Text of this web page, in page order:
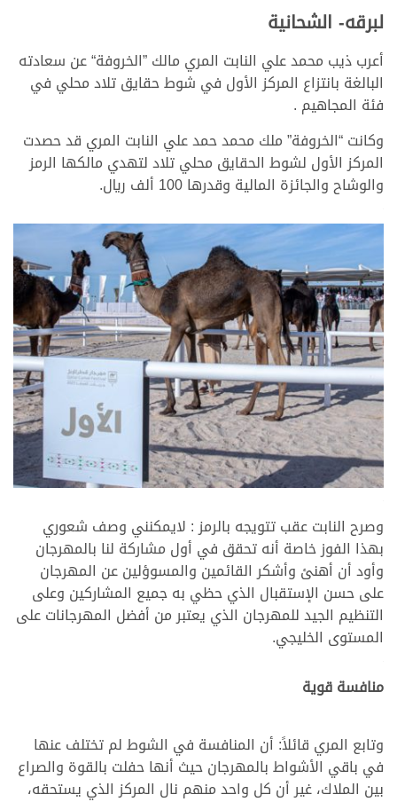
لبرقه- الشحانية
أعرب ذيب محمد علي النابت المري مالك ”الخروفة“ عن سعادته
البالغة بانتزاع المركز الأول في شوط حقايق تلاد محلي في
فئة المجاهيم .
وكانت “الخروفة” ملك محمد حمد علي النابت المري قد حصدت
المركز الأول لشوط الحقايق محلي تلاد لتهدي مالكها الرمز
والوشاح والجائزة المالية وقدرها 100 ألف ريال.
وصرح النابت عقب تتويجه بالرمز : لايمكنني وصف شعوري
بهذا الفوز خاصة أنه تحقق في أول مشاركة لنا بالمهرجان
وأود أن أهنئ وأشكر القائمين والمسوؤلين عن المهرجان
على حسن الإستقبال الذي حظي به جميع المشاركين وعلى
التنظيم الجيد للمهرجان الذي يعتبر من أفضل المهرجانات على
المستوى الخليجي.
منافسة قوية
وتابع المري قائلاً: أن المنافسة في الشوط لم تختلف عنها
في باقي الأشواط بالمهرجان حيث أنها حفلت بالقوة والصراع
بين الملاك، غير أن كل واحد منهم نال المركز الذي يستحقه،